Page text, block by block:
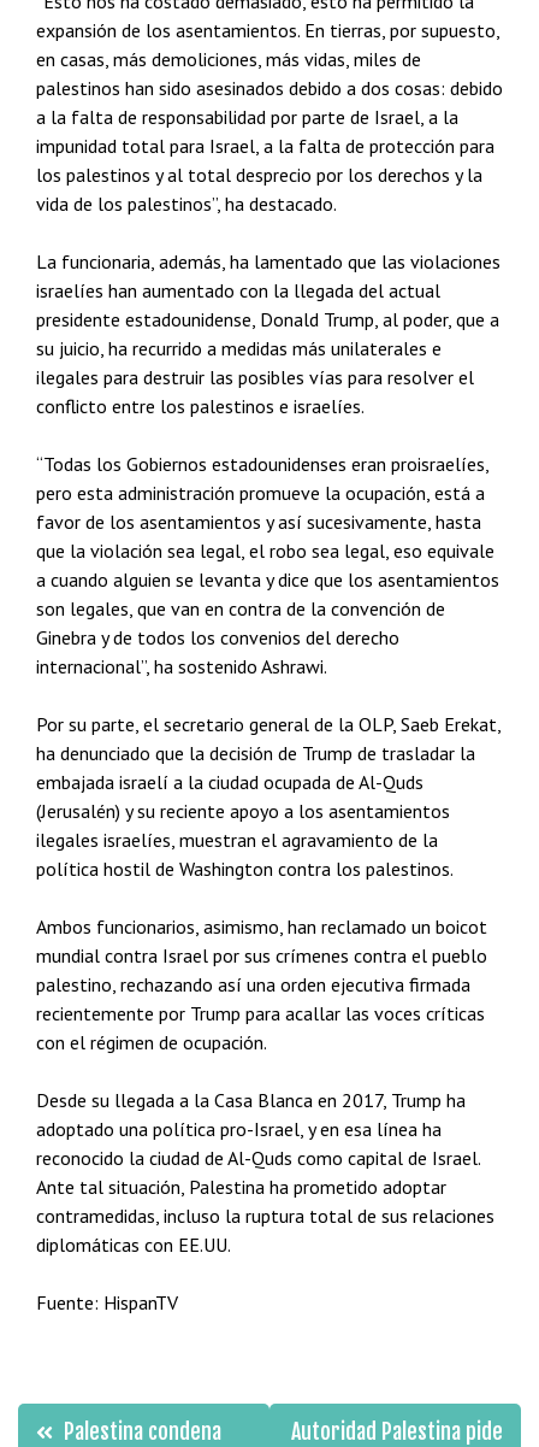
expansión de los asentamientos. En tierras, por supuesto,
en casas, más demoliciones, más vidas, miles de
palestinos han sido asesinados debido a dos cosas: debido
a la falta de responsabilidad por parte de Israel, a la
impunidad total para Israel, a la falta de protección para
los palestinos y al total desprecio por los derechos y la
vida de los palestinos”, ha destacado.
La funcionaria, además, ha lamentado que las violaciones
israelíes han aumentado con la llegada del actual
presidente estadounidense, Donald Trump, al poder, que a
su juicio, ha recurrido a medidas más unilaterales e
ilegales para destruir las posibles vías para resolver el
conflicto entre los palestinos e israelíes.
“Todas los Gobiernos estadounidenses eran proisraelíes,
pero esta administración promueve la ocupación, está a
favor de los asentamientos y así sucesivamente, hasta
que la violación sea legal, el robo sea legal, eso equivale
a cuando alguien se levanta y dice que los asentamientos
son legales, que van en contra de la convención de
Ginebra y de todos los convenios del derecho
internacional”, ha sostenido Ashrawi.
Por su parte, el secretario general de la OLP, Saeb Erekat,
ha denunciado que la decisión de Trump de trasladar la
embajada israelí a la ciudad ocupada de Al-Quds
(Jerusalén) y su reciente apoyo a los asentamientos
ilegales israelíes, muestran el agravamiento de la
política hostil de Washington contra los palestinos.
Ambos funcionarios, asimismo, han reclamado un boicot
mundial contra Israel por sus crímenes contra el pueblo
palestino, rechazando así una orden ejecutiva firmada
recientemente por Trump para acallar las voces críticas
con el régimen de ocupación.
Desde su llegada a la Casa Blanca en 2017, Trump ha
adoptado una política pro-Israel, y en esa línea ha
reconocido la ciudad de Al-Quds como capital de Israel.
Ante tal situación, Palestina ha prometido adoptar
contramedidas, incluso la ruptura total de sus relaciones
diplomáticas con EE.UU.
Fuente: HispanTV
Navegación
Palestina condena
Autoridad Palestina pide